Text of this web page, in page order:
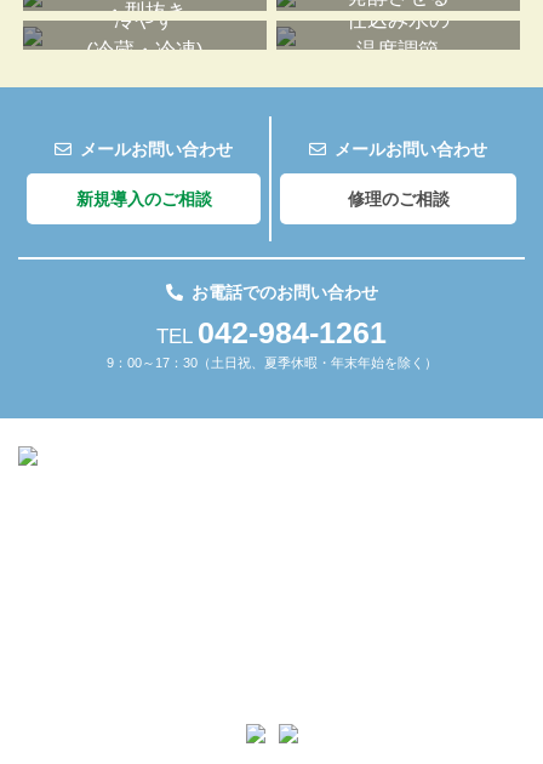
・型抜き
冷やす
(冷蔵・冷凍)
仕込み水の
温度調節
メールお問い合わせ
新規導入のご相談
メールお問い合わせ
修理のご相談
お電話でのお問い合わせ
TEL 042-984-1261
9：00～17：30（土日祝、夏季休暇・年末年始を除く）